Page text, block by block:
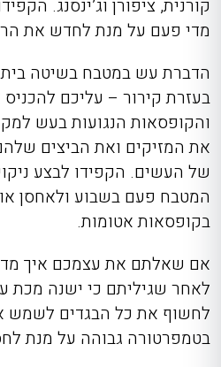
קורנית, ציפורן וג’ינסנג.
מדי פעם על מנת לחדש את
הדברת עש במטבח בשיטה
בעזרת קירור – עליכם
והקופסאות הנגועות בעש
את המזיקים ואת הביצים
של העשים. הקפידו לבצע
המטבח פעם בשבוע ולאחסן
בקופסאות אטומות.
אם שאלתם את עצמכם איך
לאחר שגיליתם כי ישנה מכת
לחשוף את כל הבגדים לשמש
בטמפרטורה גבוהה על מנת